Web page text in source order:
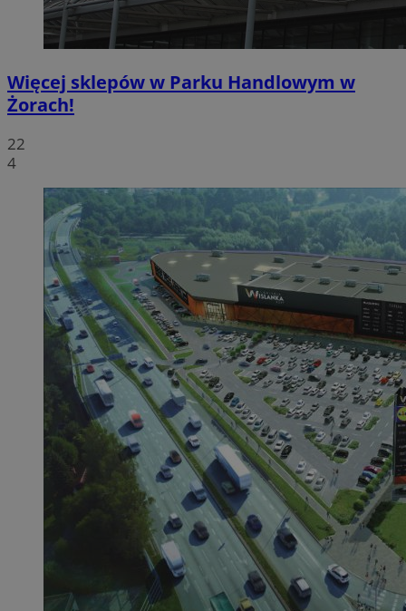
Więcej sklepów w Parku Handlowym w
Żorach!
22
4